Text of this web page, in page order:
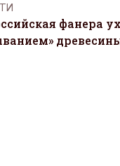
фанера